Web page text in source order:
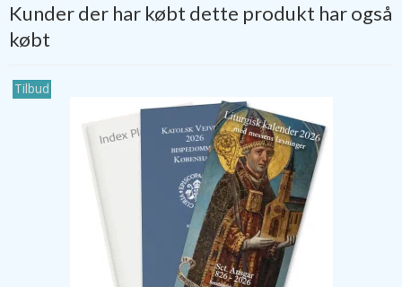
Kunder der har købt dette produkt har også
købt
Tilbud